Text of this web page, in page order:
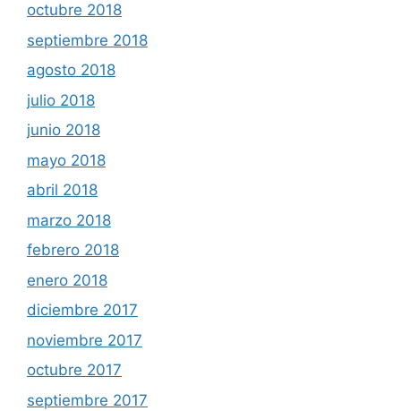
octubre 2018
septiembre 2018
agosto 2018
julio 2018
junio 2018
mayo 2018
abril 2018
marzo 2018
febrero 2018
enero 2018
diciembre 2017
noviembre 2017
octubre 2017
septiembre 2017